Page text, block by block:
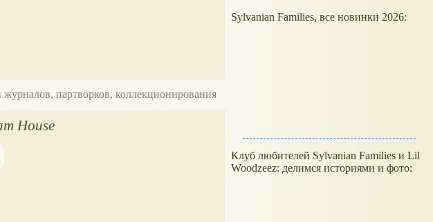
партворков, коллекционирования
House
Sylvanian Families, все новинки 2026:
Клуб любителей Sylvanian Families и Lil
Woodzeez: делимся историями и фото: